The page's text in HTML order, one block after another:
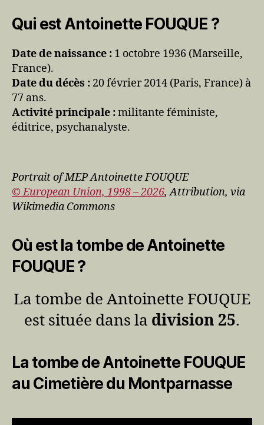
Qui est Antoinette FOUQUE ?
Date de naissance : 1 octobre 1936 (Marseille,
France).
Date du décès : 20 février 2014 (Paris, France) à
77 ans.
Activité principale :militante féministe,
éditrice, psychanalyste.
Portrait of MEP Antoinette FOUQUE
© European Union, 1998 – 2026, Attribution, via
Wikimedia Commons
Où est la tombe de Antoinette
FOUQUE ?
La tombe de Antoinette FOUQUE
est située dans la division 25.
La tombe de Antoinette FOUQUE
au Cimetière du Montparnasse